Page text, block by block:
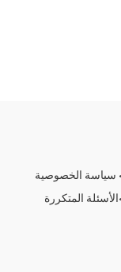
سياسة الخصوصية
الأسئلة المتكررة